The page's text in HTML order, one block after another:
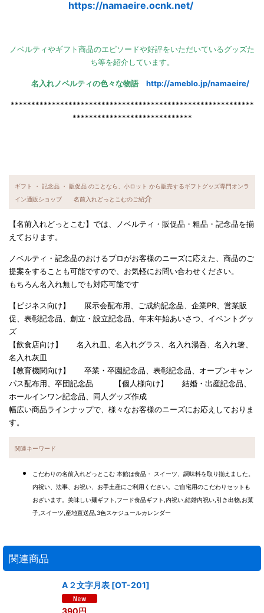
https://namaeire.ocnk.net/
ノベルティやギフト商品のエピソードや好評をいただいているグッズた
ち等を紹介しています。
名入れノベルティの色々な物語 http://ameblo.jp/namaeire/
***********************************************************
*****************************
ギフト ・ 記念品 ・ 販促品 のことなら、小ロット から販売するギフトグッズ専門オンラ
イン通販ショップ 名前入れどっとこむのご紹介
【名前入れどっとこむ】では、ノベルティ・販促品・粗品・記念品を揃
えております。
ノベルティ・記念品のおけるプロがお客様のニーズに応えた、商品のご
提案をすることも可能ですので、お気軽にお問い合わせください。
もちろん名入れ無しでも対応可能です
【ビジネス向け】 展示会配布用、ご成約記念品、企業PR、営業販
促、表彰記念品、創立・設立記念品、年末年始あいさつ、イベントグッ
ズ
【飲食店向け】 名入れ皿、名入れグラス、名入れ湯呑、名入れ箸、
名入れ灰皿
【教育機関向け】 卒業・卒園記念品、表彰記念品、オープンキャン
パス配布用、卒団記念品 【個人様向け】 結婚・出産記念品、
ホールインワン記念品、同人グッズ作成
幅広い商品ラインナップで、様々なお客様のニーズにお応えしておりま
す。
関連キーワード
こだわりの名前入れどっとこむ 本館は食品・ スイーツ、調味料を取り揃えました。
内祝い、法事、お祝い、お手土産にご利用ください。ご自宅用のこだわりセットも
おざいます。美味しい麺ギフト,フード食品ギフト,内祝い,結婚内祝い,引き出物,お菓
子,スイーツ,産地直送品,3色スケジュールカレンダー
関連商品
A２文字月表 [OT-201]
390円